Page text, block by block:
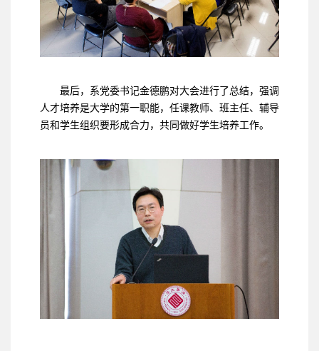
最后，系党委书记金德鹏对大会进行了总结，强调
人才培养是大学的第一职能，任课教师、班主任、辅导
员和学生组织要形成合力，共同做好学生培养工作。